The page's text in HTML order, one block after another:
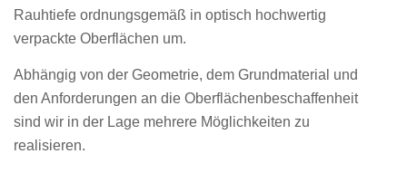
Rauhtiefe ordnungsgemäß in optisch hochwertig
verpackte Oberflächen um.
Abhängig von der Geometrie, dem Grundmaterial und
den Anforderungen an die Oberflächenbeschaffenheit
sind wir in der Lage mehrere Möglichkeiten zu
realisieren.